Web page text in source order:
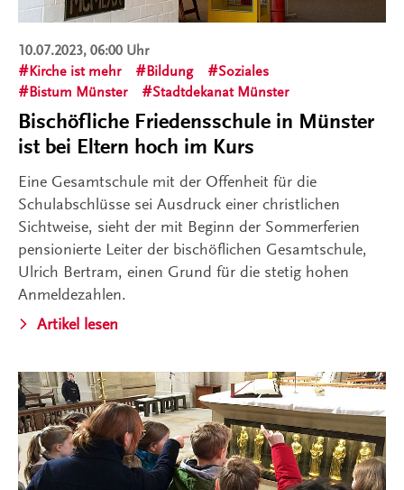
10.07.2023, 06:00 Uhr
Kirche ist mehr
Bildung
Soziales
Bistum Münster
Stadtdekanat Münster
Bischöfliche Friedensschule in Münster
ist bei Eltern hoch im Kurs
Eine Gesamtschule mit der Offenheit für die
Schulabschlüsse sei Ausdruck einer christlichen
Sichtweise, sieht der mit Beginn der Sommerferien
pensionierte Leiter der bischöflichen Gesamtschule,
Ulrich Bertram, einen Grund für die stetig hohen
Anmeldezahlen.
Artikel lesen